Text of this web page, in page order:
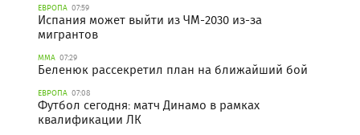
ЕВРОПА 07:59
Испания может выйти из ЧМ-2030 из-за
мигрантов
ММА 07:29
Беленюк рассекретил план на ближайший бой
ЕВРОПА 07:08
Футбол сегодня: матч Динамо в рамках
квалификации ЛК